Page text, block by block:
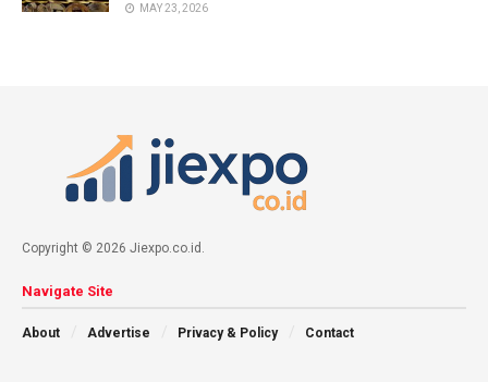
MAY 23, 2026
Copyright © 2026 Jiexpo.co.id.
Navigate Site
About Advertise Privacy & Policy Contact